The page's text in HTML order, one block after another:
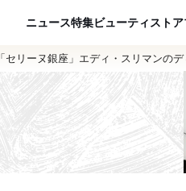
ニュース特集ビューティ ストア
「セリーヌ銀座」エディ・スリマンの